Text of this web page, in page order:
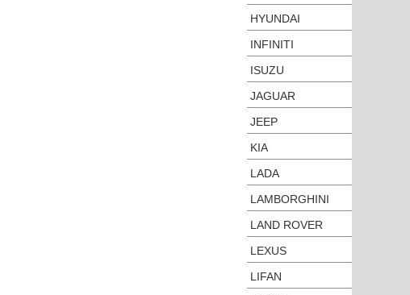
HYUNDAI
INFINITI
ISUZU
JAGUAR
JEEP
KIA
LADA
LAMBORGHINI
LAND ROVER
LEXUS
LIFAN